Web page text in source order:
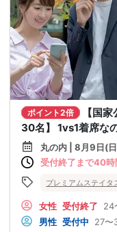
ポイント2倍
【国
30名】 1vs1着席な
丸の内 | 8月9日(
受付終了まで40時
プレミアムステイタ
女性 受付終了 24
男性 受付中 27〜